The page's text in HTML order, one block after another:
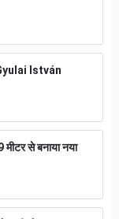
Gyulai István
से बनाया नया